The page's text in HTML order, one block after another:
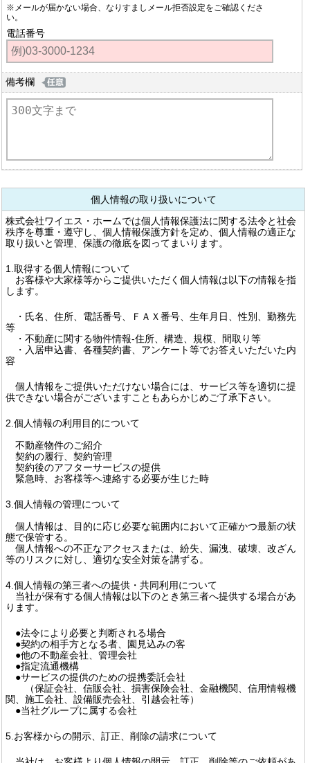
※メールが届かない場合、なりすましメール拒否設定をご確認くださ
い。
電話番号
備考欄
個人情報の取り扱いについて
株式会社ワイエス・ホームでは個人情報保護法に関する法令と社会
秩序を尊重・遵守し、個人情報保護方針を定め、個人情報の適正な
取り扱いと管理、保護の徹底を図ってまいります。
1.取得する個人情報について
お客様や大家様等からご提供いただく個人情報は以下の情報を指
します。
・氏名、住所、電話番号、ＦＡＸ番号、生年月日、性別、勤務先
等
・不動産に関する物件情報-住所、構造、規模、間取り等
・入居申込書、各種契約書、アンケート等でお答えいただいた内
容
個人情報をご提供いただけない場合には、サービス等を適切に提
供できない場合がございますこともあらかじめご了承下さい。
2.個人情報の利用目的について
不動産物件のご紹介
契約の履行、契約管理
契約後のアフターサービスの提供
緊急時、お客様等へ連絡する必要が生じた時
3.個人情報の管理について
個人情報は、目的に応じ必要な範囲内において正確かつ最新の状
態で保管する。
個人情報への不正なアクセスまたは、紛失、漏洩、破壊、改ざん
等のリスクに対し、適切な安全対策を講ずる。
4.個人情報の第三者への提供・共同利用について
当社が保有する個人情報は以下のとき第三者へ提供する場合があ
ります。
●法令により必要と判断される場合
●契約の相手方となる者、園見込みの客
●他の不動産会社、管理会社
●指定流通機構
●サービスの提供のための提携委託会社
（保証会社、信販会社、損害保険会社、金融機関、信用情報機
関、施工会社、設備販売会社、引越会社等）
●当社グループに属する会社
5.お客様からの開示、訂正、削除の請求について